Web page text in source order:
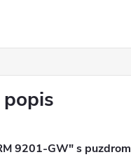
9201-GW" s puzdrom